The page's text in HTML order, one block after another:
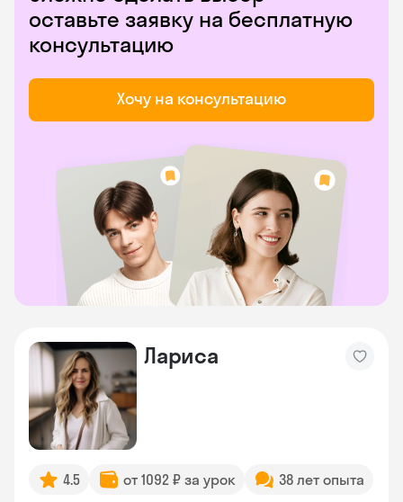
оставьте заявку на бесплатную
консультацию
Хочу на консультацию
Лариса
4.5 от 1092 ₽ за урок 38 лет опыта